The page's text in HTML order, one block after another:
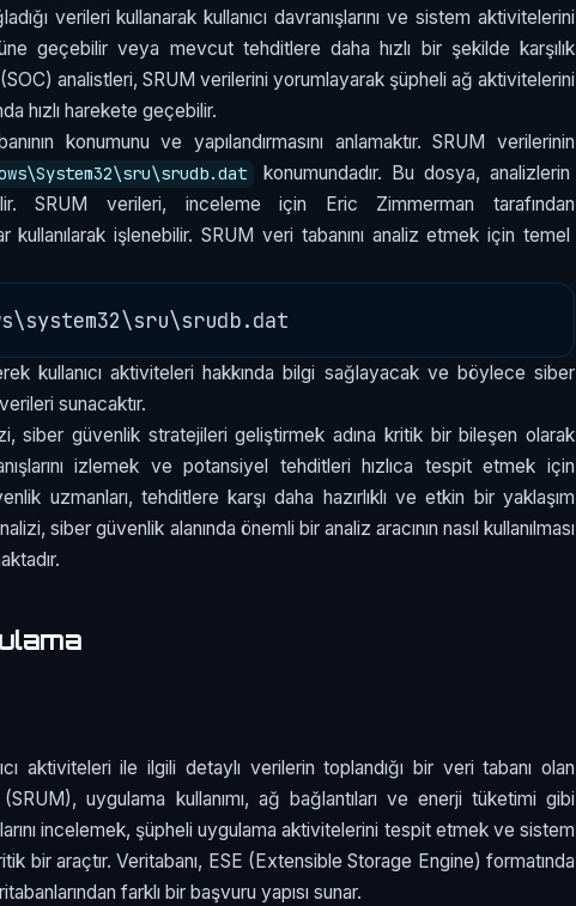
verileri kullanarak kullanıcı davranışlarını ve sistem aktivitelerini
geçebilir veya mevcut tehditlere daha hızlı bir şekilde karşılık
analistleri, SRUM verilerini yorumlayarak şüpheli ağ aktivitelerini
hızlı harekete geçebilir.
konumunu ve yapılandırmasını anlamaktır. SRUM verilerinin
konumundadır. Bu dosya, analizlerin
SRUM verileri, inceleme için Eric Zimmerman tarafından
kullanılarak işlenebilir. SRUM veri tabanını analiz etmek için temel
kullanıcı aktiviteleri hakkında bilgi sağlayacak ve böylece siber
sunacaktır.
siber güvenlik stratejileri geliştirmek adına kritik bir bileşen olarak
izlemek ve potansiyel tehditleri hızlıca tespit etmek için
uzmanları, tehditlere karşı daha hazırlıklı ve etkin bir yaklaşım
siber güvenlik alanında önemli bir analiz aracının nasıl kullanılması
aktiviteleri ile ilgili detaylı verilerin toplandığı bir veri tabanı olan
uygulama kullanımı, ağ bağlantıları ve enerji tüketimi gibi
incelemek, şüpheli uygulama aktivitelerini tespit etmek ve sistem
bir araçtır. Veritabanı, ESE (Extensible Storage Engine) formatında
farklı bir başvuru yapısı sunar.